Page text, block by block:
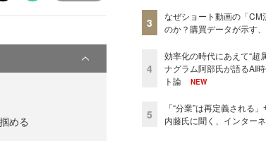
める
3
なぜショート動画の「
のか？購買データが示す
4
効率化の時代にあえて“
ナグラム阿部氏が語るAI
ト論
NEW
5
「“分業”は再定義される
内藤氏に聞く、インター